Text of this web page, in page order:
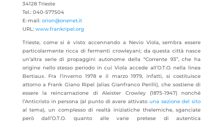
34128 Trieste
Tel.: 040-577504
E-mail: orion@onenet.it
URL: www.frankripel.org
Trieste, come si è visto accennando a Nevio Viola, sembra essere
particolarmente ricca di fermenti crowleyani; da questa città nasce
un’altra serie di propaggini autonome della “Corrente 93”, che ha
origine nello stesso periodo in cui Viola accede all’O.T.O. nella linea
Bertiaux. Fra l’inverno 1978 e il marzo 1979, infatti, si costituisce
attorno a Frank Giano Ripel (alias Gianfranco Perilli), che sostiene di
essere la reincarnazione di Aleister Crowley (1875-1947) nonché
l’Anticristo in persona (al punto di avere attivato una sezione del sito
al tema), un complesso di realtà iniziatiche thelemiche, sganciate
però dall’O.T.O. quanto alle varie pretese di autentica